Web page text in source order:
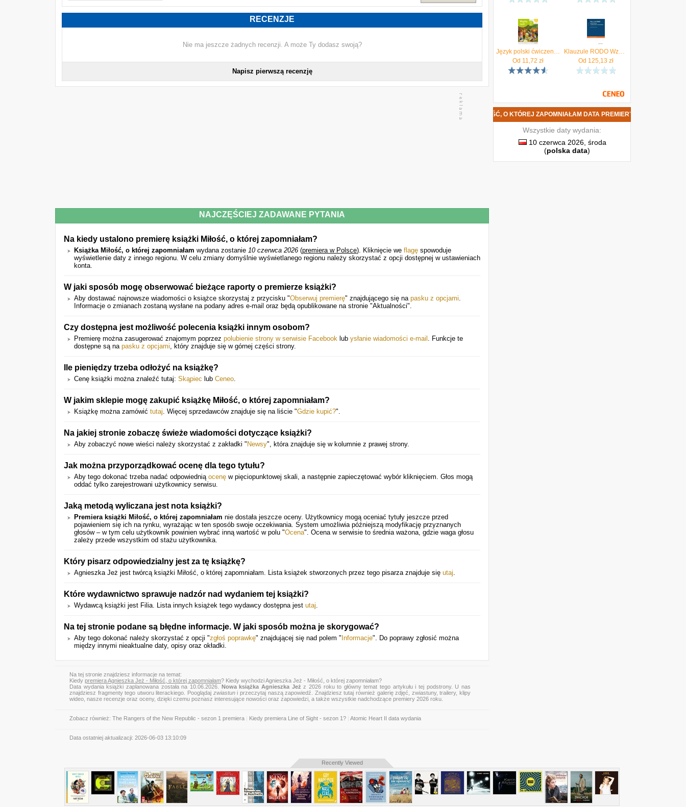
RECENZJE
Nie ma jeszcze żadnych recenzji. A może Ty dodasz swoją?
Napisz pierwszą recenzję
NAJCZĘŚCIEJ ZADAWANE PYTANIA
Na kiedy ustalono premierę książki Miłość, o której zapomniałam?
Książka Miłość, o której zapomniałam wydana zostanie 10 czerwca 2026 (premiera w Polsce). Kliknięcie we flagę spowoduje
wyświetlenie daty z innego regionu. W celu zmiany domyślnie wyświetlanego regionu należy skorzystać z opcji dostępnej w ustawieniach
konta.
W jaki sposób mogę obserwować bieżące raporty o premierze książki?
Aby dostawać najnowsze wiadomości o książce skorzystaj z przycisku "Obserwuj premierę" znajdującego się na pasku z opcjami.
Informacje o zmianach zostaną wysłane na podany adres e-mail oraz będą opublikowane na stronie "Aktualności".
Czy dostępna jest możliwość polecenia książki innym osobom?
Premierę można zasugerować znajomym poprzez polubienie strony w serwisie Facebook lub ysłanie wiadomości e-mail . Funkcje te
dostępne są na pasku z opcjami, który znajduje się w górnej części strony.
Ile pieniędzy trzeba odłożyć na książkę?
Cenę książki można znaleźć tutaj: Skąpiec lub Ceneo.
W jakim sklepie mogę zakupić książkę Miłość, o której zapomniałam?
Książkę można zamówić tutaj. Więcej sprzedawców znajduje się na liście "Gdzie kupić?".
Na jakiej stronie zobaczę świeże wiadomości dotyczące książki?
Aby zobaczyć nowe wieści należy skorzystać z zakładki " Newsy", która znajduje się w kolumnie z prawej strony.
Jak można przyporządkować ocenę dla tego tytułu?
Aby tego dokonać trzeba nadać odpowiednią ocenę w pięciopunktowej skali, a następnie zapieczętować wybór kliknięciem. Głos mogą
oddać tylko zarejestrowani użytkownicy serwisu.
Jaką metodą wyliczana jest nota książki?
Premiera książki Miłość, o której zapomniałam nie dostała jeszcze oceny. Użytkownicy mogą oceniać tytuły jeszcze przed
pojawieniem się ich na rynku, wyrażając w ten sposób swoje oczekiwania. System umożliwia późniejszą modyfikację przyznanych
głosów – w tym celu użytkownik powinien wybrać inną wartość w polu "Ocena". Ocena w serwisie to średnia ważona, gdzie waga głosu
zależy przede wszystkim od stażu użytkownika.
Który pisarz odpowiedzialny jest za tę książkę?
Agnieszka Jeż jest twórcą książki Miłość, o której zapomniałam. Lista książek stworzonych przez tego pisarza znajduje się utaj.
Które wydawnictwo sprawuje nadzór nad wydaniem tej książki?
Wydawcą książki jest Filia. Lista innych książek tego wydawcy dostępna jest utaj.
Na tej stronie podane są błędne informacje. W jaki sposób można je skorygować?
Aby tego dokonać należy skorzystać z opcji "zgłoś poprawkę" znajdującej się nad polem " Informacje". Do poprawy zgłosić można
między innymi nieaktualne daty, opisy oraz okładki.
Na tej stronie znajdziesz informacje na temat:
Kiedy premiera Agnieszka Jeż - Miłość, o której zapomniałam? Kiedy wychodzi Agnieszka Jeż - Miłość, o której zapomniałam?
Data wydania książki zaplanowana została na 10.06.2026. Nowa książka Agnieszka Jeż z 2026 roku to główny temat tego artykułu i tej podstrony. U nas
znajdziesz fragmenty tego utworu literackiego. Pooglądaj zwiastuni przeczytaj naszą zapowiedź. Znajdziesz tutaj również galerię zdjęć, zwiastuny, trailery, klipy
wideo, nasze recenzje oraz oceny, dzięki czemu poznasz interesujące nowości oraz zapowiedzi, a także wszystkie nadchodzące premiery 2026 roku.
Zobacz również: The Rangers of the New Republic - sezon 1 premiera Kiedy premiera Line of Sight - sezon 1? Atomic Heart II data wydania
Data ostatniej aktualizacji: 2026-06-03 13:10:09
Język polski ćwiczenia dla klasy 4 między nami część 2 wersja a szkoła podstawowa wydanie rozszerzone - Agnieszka Łuczak, Anna Murdzek, Kamila Krzemie
Od 11,72 zł
Klauzule RODO Wzory klauzul z praktycznym komentarzem - Agnieszka Sagan-Jeżowska
Od 125,13 zł
NOWA KSIĄŻKA AGNIESZKA JEŻ - MIŁOŚĆ, O KTÓREJ ZAPOMNIAŁAM DATA PREMIERY
Wszystkie daty wydania:
10 czerwca 2026, środa
(polska data)
Recently Viewed